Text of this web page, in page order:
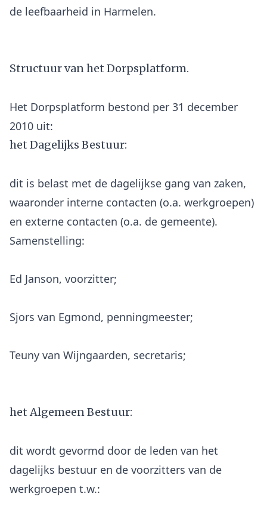
de leefbaarheid in Harmelen.
Structuur van het Dorpsplatform.
Het Dorpsplatform bestond per 31 december
het Dagelijks Bestuur:
dit is belast met de dagelijkse gang van zaken,
waaronder interne contacten (o.a. werkgroepen)
en externe contacten (o.a. de gemeente).
Ed Janson, voorzitter;
Sjors van Egmond, penningmeester;
Teuny van Wijngaarden, secretaris;
het Algemeen Bestuur:
dit wordt gevormd door de leden van het
dagelijks bestuur en de voorzitters van de